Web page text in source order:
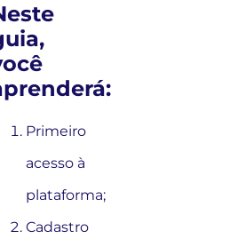
Primeiro
acesso à
plataforma;
Cadastro